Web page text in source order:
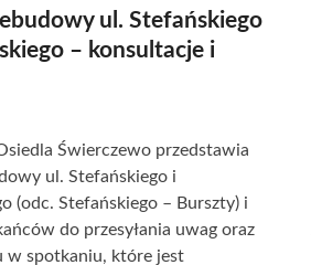
ul. Stefańskiego
– konsultacje i
Świerczewo przedstawia
ul. Stefańskiego i
(odc. Stefańskiego – Burszty) i
do przesyłania uwag oraz
w spotkaniu, które jest